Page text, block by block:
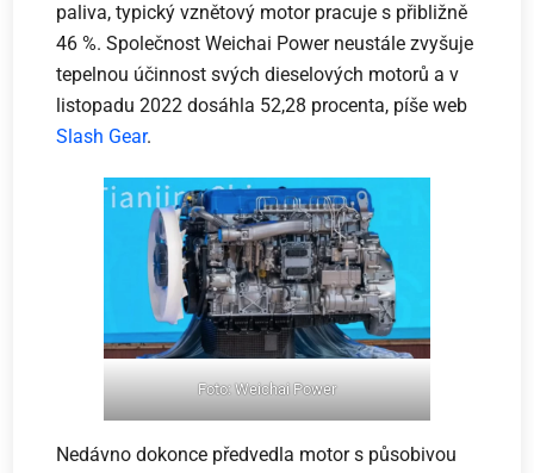
paliva, typický vznětový motor pracuje s přibližně
46 %. Společnost Weichai Power neustále zvyšuje
tepelnou účinnost svých dieselových motorů a v
listopadu 2022 dosáhla 52,28 procenta, píše web
Slash Gear.
Foto: Weichai Power
Nedávno dokonce předvedla motor s působivou